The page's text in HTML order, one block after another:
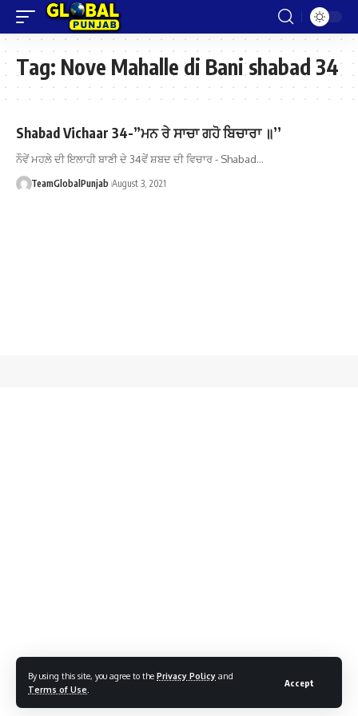
By using this site, you agree to the Privacy Policy and
Terms of Use
Accept
Tag: Nove Mahalle di Bani shabad 34
Shabad Vichaar 34-”ਮਨ ਰੇ ਸਾਚਾ ਗਹੋ ਬਿਚਾਰਾ ॥’’
ਨੌਵੇਂ ਮਹਲੇ ਦੀ ਇਲਾਹੀ ਬਾਣੀ ਦੇ 34ਵੇਂ ਸ਼ਬਦ ਦੀ ਵਿਚਾਰ - Shabad…
TeamGlobalPunjab August 3, 2021